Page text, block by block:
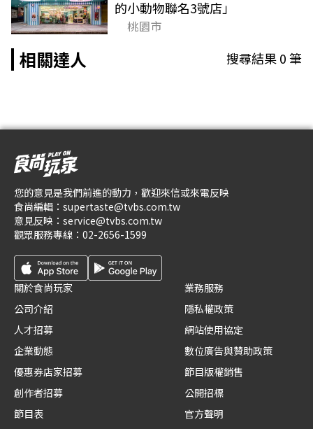
的小動物聯名3號店」
桃園市
相關達人 搜尋結果0筆
您的意見是我們前進的動力，歡迎來信或來電反映
食尚編輯： supertaste@tvbs.com.tw
意見反映： service@tvbs.com.tw
觀眾服務專線： 02-2656-1599
關於食尚玩家
公司介紹
人才招募
企業動態
優惠券店家招募
創作者招募
節目表
業務服務
隱私權政策
網站使用協定
數位廣告與贊助政策
節目版權銷售
公開招標
官方聲明